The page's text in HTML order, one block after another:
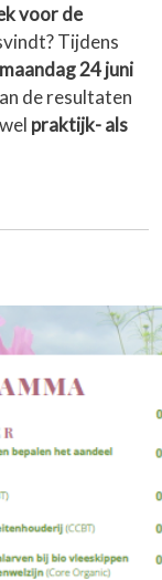
voor de
Tijdens
maandag 24 juni
de resultaten
praktijk- als